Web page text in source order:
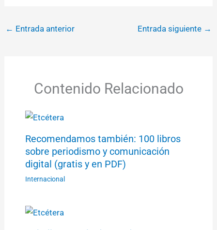
← Entrada anterior Entrada siguiente →
Contenido Relacionado
Recomendamos también: 100 libros
sobre periodismo y comunicación
digital (gratis y en PDF)
Internacional